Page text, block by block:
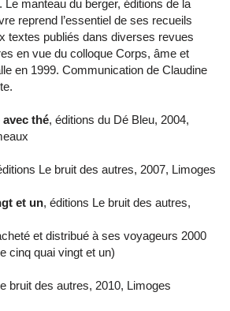
Le manteau du berger, éditions de la
reprend l’essentiel de ses recueils
textes publiés dans diverses revues
en vue du colloque Corps, âme et
en 1999. Communication de Claudine
avec thé, éditions du Dé Bleu, 2004,
Le bruit des autres, 2007, Limoges
et un, éditions Le bruit des autres,
et distribué à ses voyageurs 2000
cinq quai vingt et un)
bruit des autres, 2010, Limoges